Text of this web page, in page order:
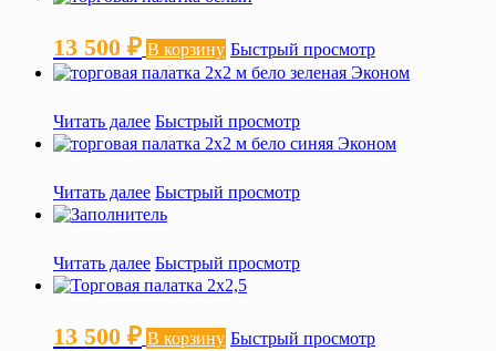
13 500 ₽ В корзину Быстрый просмотр
Читать далее Быстрый просмотр
Читать далее Быстрый просмотр
Читать далее Быстрый просмотр
13 500 ₽ В корзину Быстрый просмотр